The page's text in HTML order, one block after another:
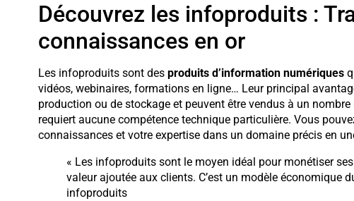
Découvrez les infoproduits :
connaissances en or
Les infoproduits sont des produits d’information numériques
vidéos, webinaires, formations en ligne… Leur principal
production ou de stockage et peuvent être vendus à un
requiert aucune compétence technique particulière. Vous
connaissances et votre expertise dans un domaine précis en
« Les infoproduits sont le moyen idéal pour monétiser
valeur ajoutée aux clients. C’est un modèle économique
infoproduits